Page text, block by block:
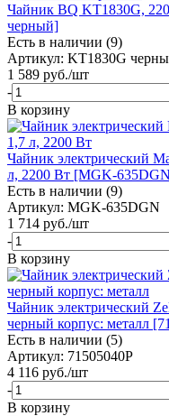
Чайник BQ KT1830G,
черный]
Есть в наличии (9)
Артикул: KT1830G
1 589 руб./шт
-
В корзину
Чайник электрический
л, 2200 Вт [MGK-
Есть в наличии (9)
Артикул: MGK-635DGN
1 714 руб./шт
-
В корзину
Чайник электрический
черный корпус: металл
Есть в наличии (5)
Артикул: 71505040P
4 116 руб./шт
-
В корзину